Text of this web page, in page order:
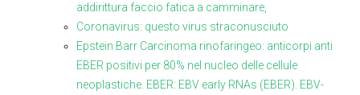
addirittura faccio fatica a camminare,
Coronavirus: questo virus straconusciuto
Epstein Barr Carcinoma rinofaringeo: anticorpi anti
EBER positivi per 80% nel nucleo delle cellule
neoplastiche. EBER: EBV early RNAs (EBER). EBV-